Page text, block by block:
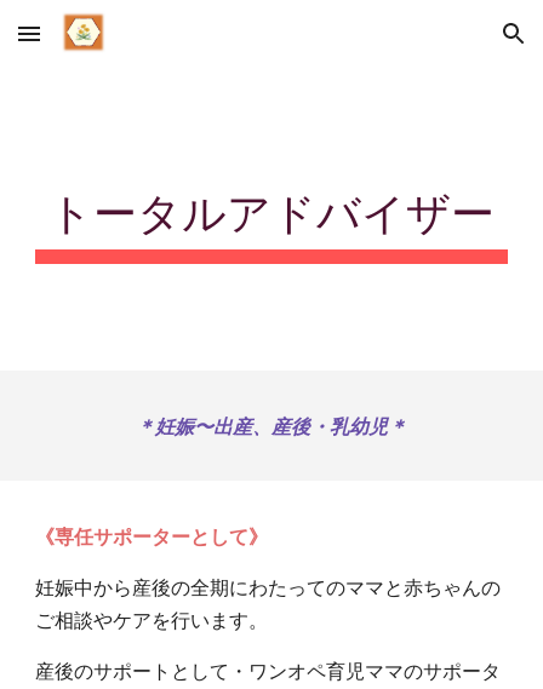
Skip to main content Skip to navigation
トータルアドバイザー
＊妊娠〜出産、産後・乳幼児＊
《専任サポーターとして》
妊娠中から産後の全期にわたってのママと赤ちゃんの
ご相談やケアを行います。
産後のサポートとして・ワンオペ育児ママのサポータ